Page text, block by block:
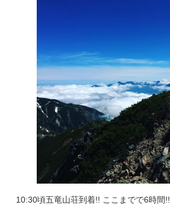
10:30頃五竜山荘到着!! ここまでで6時間!!